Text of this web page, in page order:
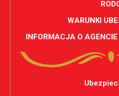
WARUNKI
INFORMACJA O